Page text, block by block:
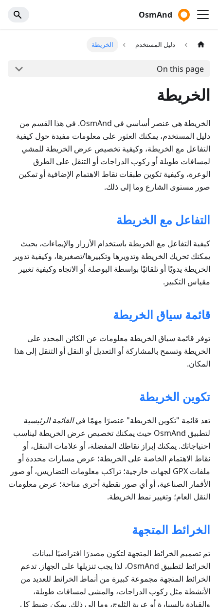
OsmAnd
دليل المستخدم الخريطة
On this page
الخريطة
الخريطة هي عنصر أساسي في OsmAnd. في هذا القسم من
دليل المستخدم، يمكنك العثور على معلومات مفيدة حول كيفية
التفاعل مع الخريطة، وكيفية تخصيص عرض الخريطة للمشي
لمسافات طويلة أو ركوب الدراجات أو التنقل على الطرق
الوعرة، وكيفية تكوين طبقات نقاط الاهتمام الإضافية أو تمكين
صور مستوى الشارع وما إلى ذلك.
التفاعل مع الخريطة
كيفية التفاعل مع الخريطة باستخدام الأزرار والإيماءات، بحيث
يمكنك تحريك الخريطة وتدويرها وتكبيرها/تصغيرها، وكيفية تدوير
الخريطة يدويًا أو تلقائيًا بواسطة البوصلة أو الاتجاه وكيفية تغيير
مقياس التكبير.
قائمة سياق الخريطة
توفر قائمة سياق الخريطة معلومات عن الكائن المحدد على
الخريطة وتسمح بالمشاركة أو التعديل أو النقل أو التنقل إلى هذا
المكان.
تكوين الخريطة
تعد قائمة "تكوين الخريطة" عنصرًا مهمًا فيالقائمة الرئيسية
لتطبيق OsmAnd حيث يمكنك تخصيص عرض الخريطة ليناسب
احتياجاتك. يمكنك إبراز نقاطك المفضلة، أو علامات التنقل، أو
نقاط الاهتمام الخاصة على الخريطة؛ عرض مسارات محددة أو
ملفات GPX لجهات خارجية؛ تراكب معلومات التضاريس، أو صور
الأقمار الصناعية، أو أي صور نقطية أخرى متاحة؛ عرض معلومات
النقل العام؛ وتغيير نمط الخريطة.
الخرائط المتجهة
تم تصميم الخرائط المتجهة لتكون مصدرًا افتراضيًا لبيانات
الخرائط لتطبيق OsmAnd، لذا يجب تنزيلها على الجهاز. تدعم
الخرائط المتجهة مجموعة كبيرة من أنماط الخرائط للعديد من
الأنشطة مثل ركوب الدراجات، والمشي لمسافات طويلة،
والقيادة بالسيارة أو عربة الثلوج، وما إلى ذلك. يمكن ضبط كل